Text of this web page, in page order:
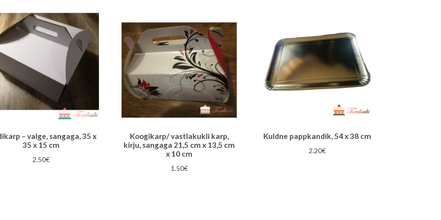
– valge, sangaga, 35 x
35 x 15 cm
2.50€
Koogikarp/ vastlakukli karp,
kirju, sangaga 21,5 cm x 13,5 cm
x 10 cm
1.50€
Kuldne pappkandik, 54 x 38 cm
2.20€